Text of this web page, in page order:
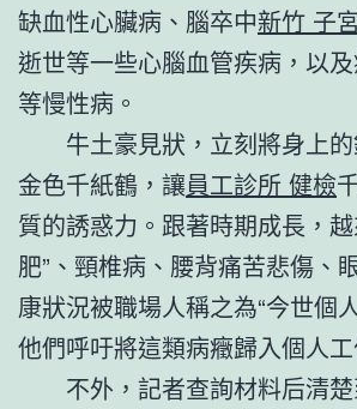
缺血性心臟病、腦卒中新竹 子
逝世等一些心腦血管疾病，以
等慢性病。
牛土豪見狀，立刻將身上
金色千紙鶴，讓員工診所 健檢
質的誘惑力。跟著時期成長，
肥”、頸椎病、腰背痛苦悲傷、
康狀況被職場人稱之為“今世個
他們呼吁將這類病癥歸入個人工
不外，記者查詢材料后清